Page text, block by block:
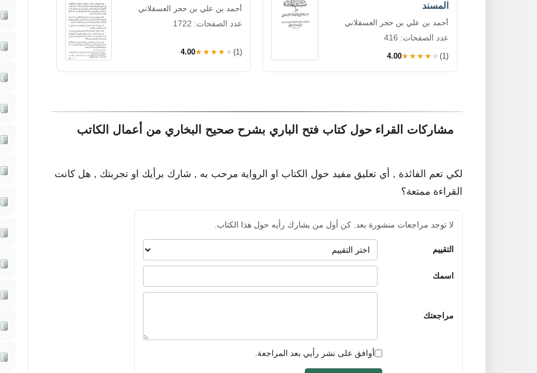
المسند
أحمد بن علي بن حجر العسقلاني
عدد الصفحات: 416
4.00★★★★★ (1)
أحمد بن علي بن حجر العسقلاني
عدد الصفحات: 1722
4.00★★★★★ (1)
مشاركات القراء حول كتاب فتح الباري بشرح صحيح البخاري من أعمال الكاتب
لكي تعم الفائدة , أي تعليق مفيد حول الكتاب او الرواية مرحب به , شارك برأيك او تجربتك , هل كانت
القراءة ممتعة؟
لا توجد مراجعات منشورة بعد. كن أول من يشارك رأيه حول هذا الكتاب.
التقييم
اسمك
مراجعتك
أوافق على نشر رأيي بعد المراجعة.